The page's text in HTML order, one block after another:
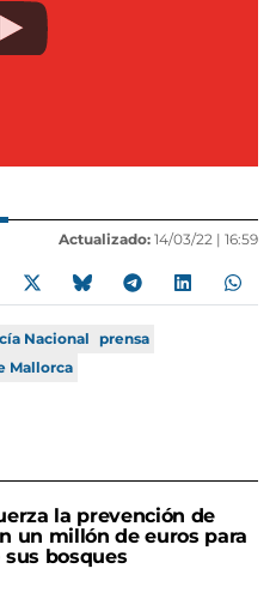
Actualizado: 14/03/22 | 16:59
Nacional prensa
Mallorca
la prevención de
un millón de euros para
bosques